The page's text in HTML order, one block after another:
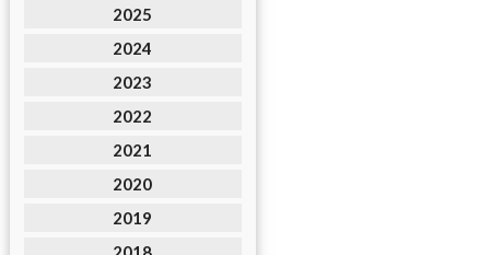
2025
2024
2023
2022
2021
2020
2019